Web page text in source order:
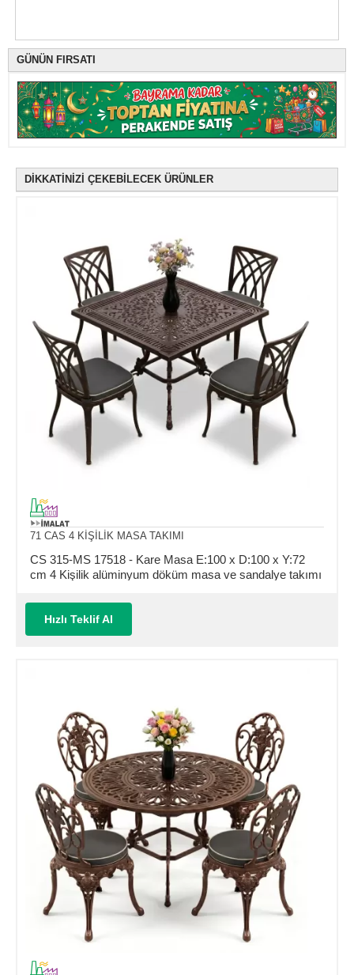
GÜNÜN FIRSATI
DİKKATİNİZİ ÇEKEBİLECEK ÜRÜNLER
71 CAS 4 KİŞİLİK MASA TAKIMI
CS 315-MS 17518 - Kare Masa E:100 x D:100 x Y:72
cm 4 Kişilik alüminyum döküm masa ve sandalye takımı
Hızlı Teklif Al